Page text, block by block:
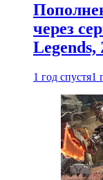
через
Legends,
1 год спустя1